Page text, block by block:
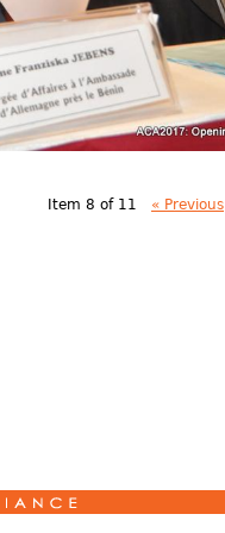
Item 8 of 11 « Previous